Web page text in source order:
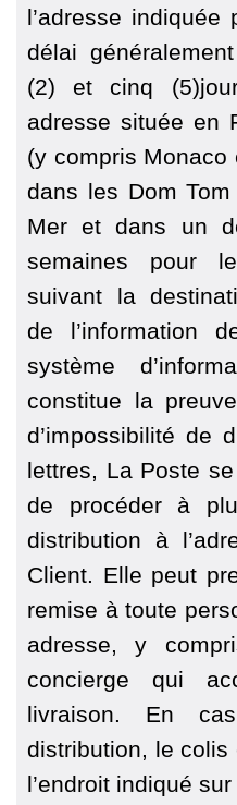
l’adresse
délai
(2) et cinq
adresse située en
(y compris
dans les Dom
Mer et dans un
semaines pour
suivant la
de l’information
système
constitue la
d’impossibilité de
lettres, La Poste
de procéder à
distribution à
Client. Elle peut
remise à toute
adresse, y
concierge qui
livraison. En
distribution, le
l’endroit indiqué